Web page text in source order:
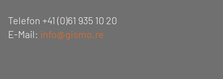
Telefon +41 (0)61 935 10 20
E-Mail: info@gismo.re